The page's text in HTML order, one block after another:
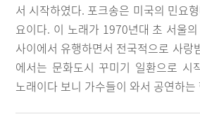
서 시작하였다. 포크송은 미국의 민요
요이다. 이 노래가 1970년대 초 서울
사이에서 유행하면서 전국적으로 사랑
에서는 문화도시 꾸미기 일환으로 시
노래이다 보니 가수들이 와서 공연하는